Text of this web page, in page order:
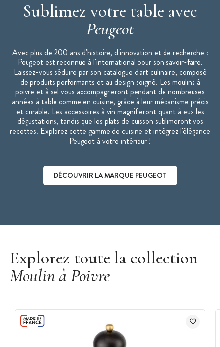
Sublimez votre table avec
Peugeot
Avec plus de 200 ans d'histoire, d'innovation et de recherche :
Peugeot est reconnue à l'international pour son savoir-faire.
Laissez-vous séduire par son catalogue d'art culinaire, composé
de produits performants et au design soigné. Les moulins à
poivre et à sel vous accompagneront pendant de nombreuses
années à table comme en cuisine, grâce à leur mécanisme précis
et durable. Les accessoires à vin magnifieront quant à eux les
dégustations, tandis que les plats de cuisson sublimeront vos
recettes. Explorez cette gamme de cuisine et intégrez l'élégance
Peugeot à votre intérieur !
DÉCOUVRIR LA MARQUE PEUGEOT
Explorez toute la collection
Moulin à Poivre